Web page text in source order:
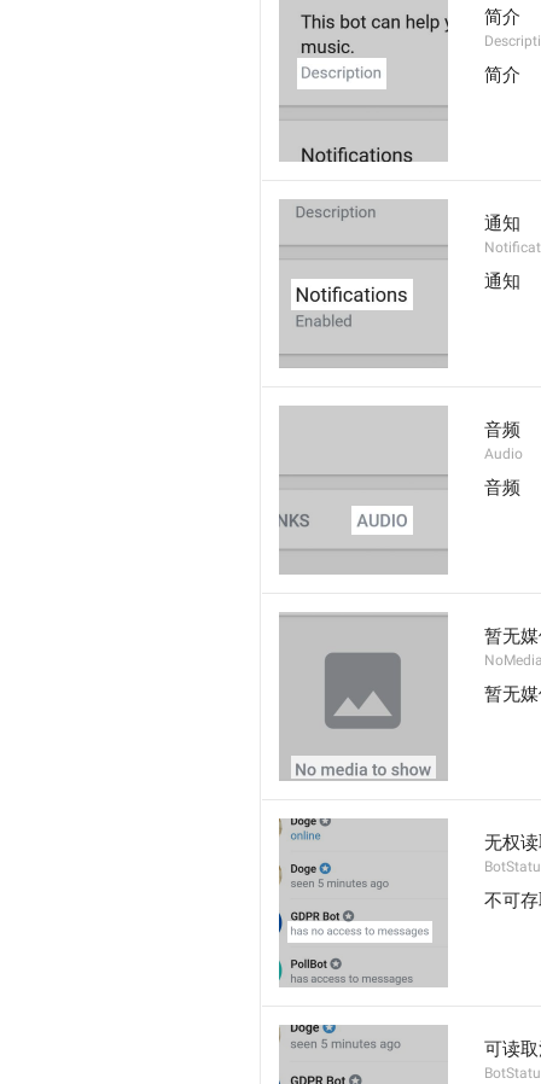
简介
简介
通知
通知
音频
Audio
音频
暂无
暂无
无权
不可
可读